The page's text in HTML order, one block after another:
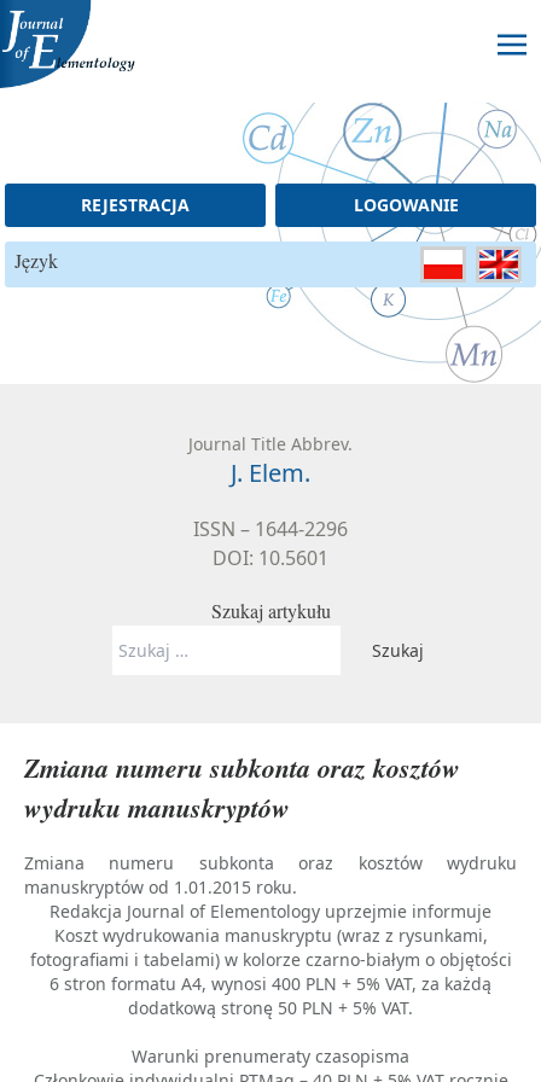
Skip to content
Journal Title Abbrev.
J. Elem.
ISSN – 1644-2296
DOI: 10.5601
Szukaj artykułu
Szukaj:
REJESTRACJA LOGOWANIE
Język
Zmiana numeru subkonta oraz kosztów
wydruku manuskryptów
Zmiana numeru subkonta oraz kosztów wydruku
manuskryptów od 1.01.2015 roku.
Redakcja Journal of Elementology uprzejmie informuje
Koszt wydrukowania manuskryptu (wraz z rysunkami,
fotografiami i tabelami) w kolorze czarno-białym o objętości
6 stron formatu A4, wynosi 400 PLN + 5% VAT, za każdą
dodatkową stronę 50 PLN + 5% VAT.
Warunki prenumeraty czasopisma